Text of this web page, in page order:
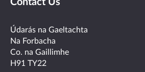
on
facebook
on
twitterlinkedin
Údarás na Gaeltachta
Na Forbacha
Co. na Gaillimhe
H91 TY22